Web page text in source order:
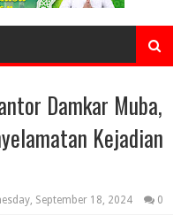
Damkar Muba,
Kejadian
September 18, 2024 0